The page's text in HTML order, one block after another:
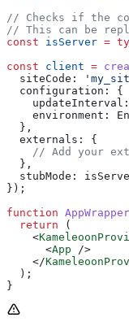
// Checks if the
// This can be
const isServer =
const client =
  siteCode:
  configuration:
{
    updateInterval:
    environment:
  },
  externals:
{
// Add your
  },
  stubMode:
});
function AppWrapper
  return
(
    <
      <
App />
    </
  );
}